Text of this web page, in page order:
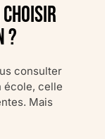
choisir
?
consulter
école, celle
Mais